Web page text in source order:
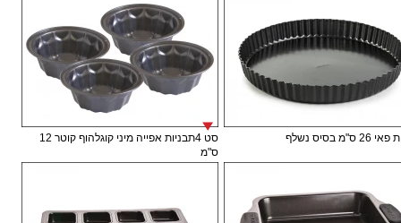
בסיס נשלף
סט 4תבניות אפייה מיני קוגלהוף קוטר 12
ס"מ